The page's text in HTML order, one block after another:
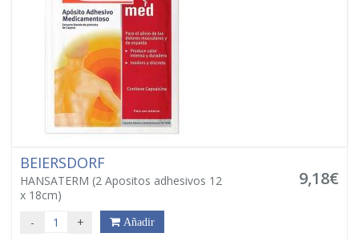
BEIERSDORF
HANSATERM (2 Apositos adhesivos 12
x 18cm)
9,18€
- + Añadir